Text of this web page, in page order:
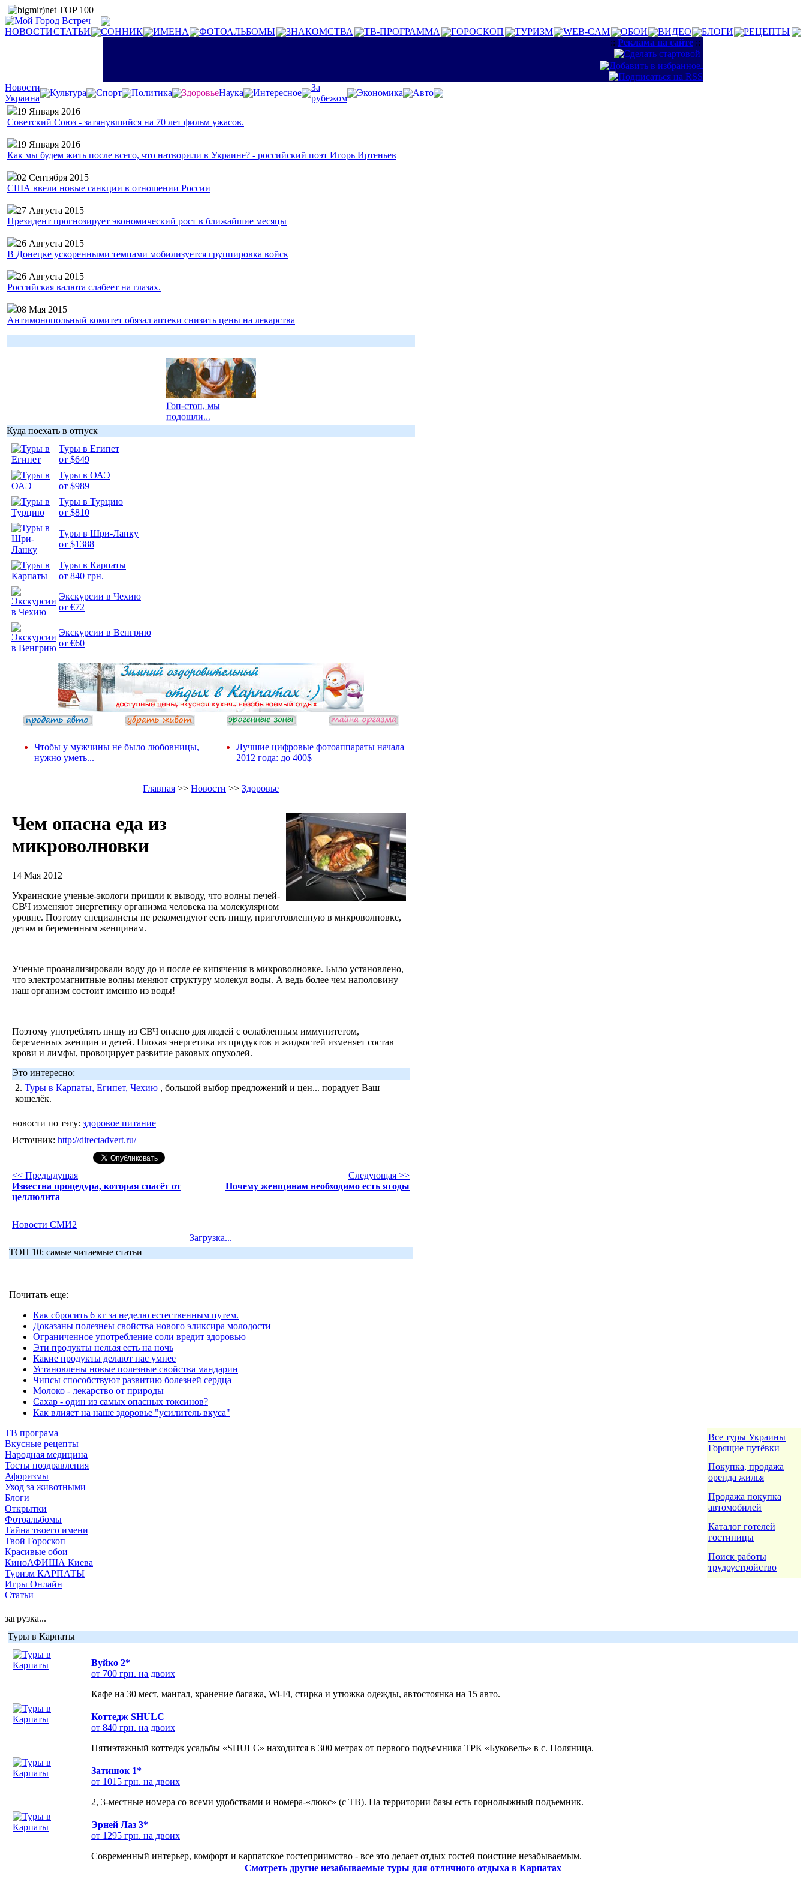
НОВОСТИСТАТЬИ СОННИК ИМЕНА ФОТОАЛЬБОМЫ ЗНАКОМСТВА ТВ-ПРОГРАММА ГОРОСКОП ТУРИЗМ WEB-CAM ОБОИ ВИДЕО БЛОГИ
РЕЦЕПТЫ
:: Реклама на сайте ::
Новости
Украина
Культура Спорт Политика ЗдоровьеНаука Интересное
За
рубежом
Экономика
Авто
19 Января 2016
Советский Союз - затянувшийся на 70 лет фильм ужасов.
19 Января 2016
Как мы будем жить после всего, что натворили в Украине? - российский поэт Игорь Иртеньев
02 Сентября 2015
США ввели новые санкции в отношении России
27 Августа 2015
Президент прогнозирует экономический рост в ближайшие месяцы
26 Августа 2015
В Донецке ускоренными темпами мобилизуется группировка войск
26 Августа 2015
Российская валюта слабеет на глазах.
08 Мая 2015
Антимонопольный комитет обязал аптеки снизить цены на лекарства
Гоп-стоп, мы
подошли...
Куда поехать в отпуск
Туры в Египет
от $649
Туры в ОАЭ
от $989
Туры в Турцию
от $810
Туры в Шри-Ланку
от $1388
Туры в Карпаты
от 840 грн.
Экскурсии в Чехию
от €72
Экскурсии в Венгрию
от €60
Чтобы у мужчины не было любовницы,
нужно уметь...
Лучшие цифровые фотоаппараты начала
2012 года: до 400$
Главная >> Новости >> Здоровье
Чем опасна еда из
микроволновки
14 Мая 2012
Украинские ученые-экологи пришли к выводу, что волны печей-
СВЧ изменяют энергетику организма человека на молекулярном
уровне. Поэтому специалисты не рекомендуют есть пищу, приготовленную в микроволновке,
детям и беременным женщинам.
Ученые проанализировали воду до и после ее кипячения в микроволновке. Было установлено,
что электромагнитные волны меняют структуру молекул воды. А ведь более чем наполовину
наш организм состоит именно из воды!
Поэтому употреблять пищу из СВЧ опасно для людей с ослабленным иммунитетом,
беременных женщин и детей. Плохая энергетика из продуктов и жидкостей изменяет состав
крови и лимфы, провоцирует развитие раковых опухолей.
Это интересно:
2. Туры в Карпаты, Египет, Чехию , большой выбор предложений и цен... порадует Ваш
кошелёк.
новости по тэгу: здоровое питание
Источник: http://directadvert.ru/
<< Предыдущая
Известна процедура, которая спасёт от
целлюлита
Следующая >>
Почему женщинам необходимо есть ягоды
Новости СМИ2
Загрузка...
ТОП 10: самые читаемые статьи
Почитать еще:
Как сбросить 6 кг за неделю естественным путем.
Доказаны полезнеы свойства нового эликсира молодости
Ограниченное употребление соли вредит здоровью
Эти продукты нельзя есть на ночь
Какие продукты делают нас умнее
Установлены новые полезные свойства мандарин
Чипсы способствуют развитию болезней сердца
Молоко - лекарство от природы
Сахар - один из самых опасных токсинов?
Как влияет на наше здоровье "усилитель вкуса"
ТВ програма
Вкусные рецепты
Народная медицина
Тосты поздравления
Афоризмы
Уход за животными
Блоги
Открытки
Фотоальбомы
Тайна твоего имени
Твой Гороскоп
Красивые обои
КиноАФИША Киева
Туризм КАРПАТЫ
Игры Онлайн
Статьи
Все туры Украины
Горящие путёвки
Покупка, продажа
оренда жилья
Продажа покупка
автомобилей
Каталог готелей
гостиницы
Поиск работы
трудоустройство
загрузка...
Туры в Карпаты
Вуйко 2*
от 700 грн. на двоих
Кафе на 30 мест, мангал, хранение багажа, Wi-Fi, стирка и утюжка одежды, автостоянка на 15 авто.
Коттедж SHULC
от 840 грн. на двоих
Пятиэтажный коттедж усадьбы «SHULC» находится в 300 метрах от первого подъемника ТРК «Буковель» в с. Поляница.
Затишок 1*
от 1015 грн. на двоих
2, 3-местные номера со всеми удобствами и номера-«люкс» (с ТВ). На территории базы есть горнолыжный подъемник.
Эрней Лаз 3*
от 1295 грн. на двоих
Современный интерьер, комфорт и карпатское гостеприимство - все это делает отдых гостей поистине незабываемым.
Смотреть другие незабываемые туры для отличного отдыха в Карпатах